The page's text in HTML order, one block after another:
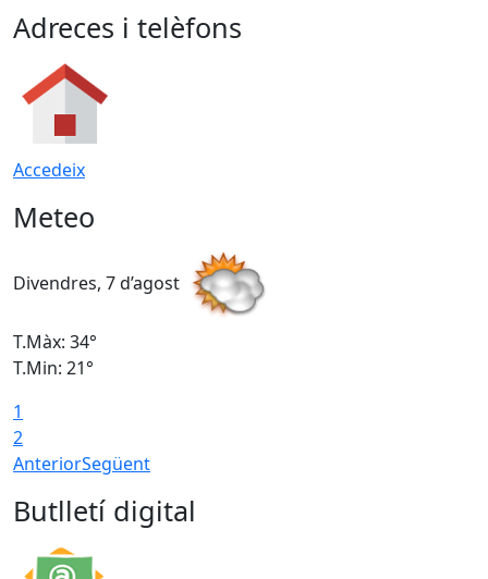
Adreces i telèfons
Accedeix
Meteo
Divendres, 7 d’agost
T.Màx: 34°
T.Min: 21°
1
2
AnteriorSegüent
Butlletí digital